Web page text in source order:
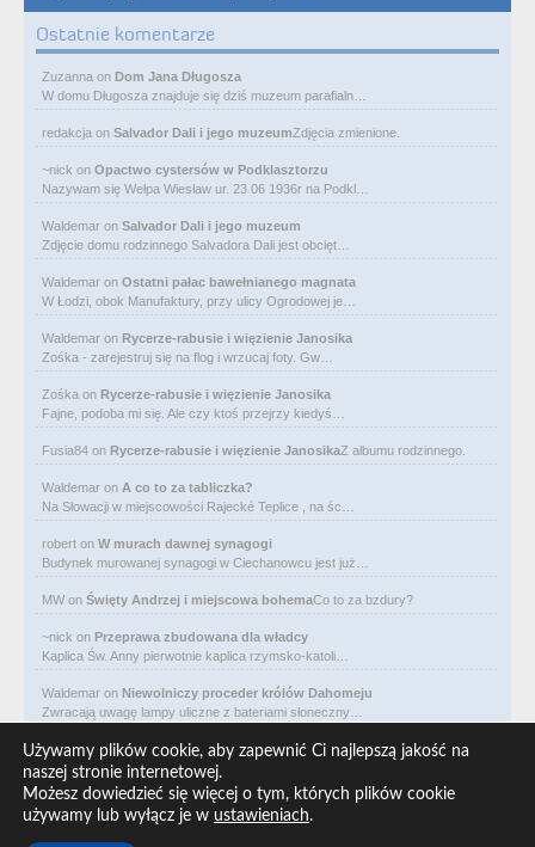
Ostatnie komentarze
Zuzanna on Dom Jana Długosza
W domu Długosza znajduje się dziś muzeum parafialn…
redakcja on Salvador Dali i jego muzeumZdjęcia zmienione.
~nick on Opactwo cystersów w Podklasztorzu
Nazywam się Wełpa Wiesław ur. 23 06 1936r na Podkl…
Waldemar on Salvador Dali i jego muzeum
Zdjęcie domu rodzinnego Salvadora Dali jest obcięt…
Waldemar on Ostatni pałac bawełnianego magnata
W Łodzi, obok Manufaktury, przy ulicy Ogrodowej je…
Waldemar on Rycerze-rabusie i więzienie Janosika
Zośka - zarejestruj się na flog i wrzucaj foty. Gw…
Zośka on Rycerze-rabusie i więzienie Janosika
Fajne, podoba mi się. Ale czy ktoś przejrzy kiedyś…
Fusia84 on Rycerze-rabusie i więzienie JanosikaZ albumu rodzinnego.
Waldemar on A co to za tabliczka?
Na Słowacji w miejscowości Rajecké Teplice , na śc…
robert on W murach dawnej synagogi
Budynek murowanej synagogi w Ciechanowcu jest już…
MW on Święty Andrzej i miejscowa bohemaCo to za bzdury?
~nick on Przeprawa zbudowana dla władcy
Kaplica Św. Anny pierwotnie kaplica rzymsko-katoli…
Waldemar on Niewolniczy proceder królów Dahomeju
Zwracają uwagę lampy uliczne z bateriami słoneczny…
Waldemar on Adam Asnyk. Poeta z mojego miasta
CIEKAWOSTKA że pod banderą Malty pływa statek m/v…
Waldemar on
Historia na Wawelskim Wzgórzu
Michał Bogoria Skotnicki (1775–1808). Portret Mich…
Używamy plików cookie, aby zapewnić Ci najlepszą jakość na
naszej stronie internetowej.
Możesz dowiedzieć się więcej o tym, których plików cookie
używamy lub wyłącz je w ustawieniach.